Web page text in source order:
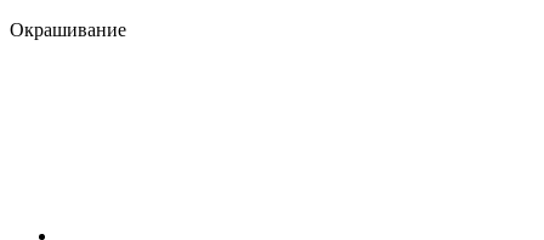
Окрашивание